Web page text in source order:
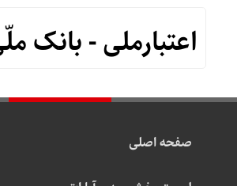
اعتبارملی - بانک
صفحه اصلی